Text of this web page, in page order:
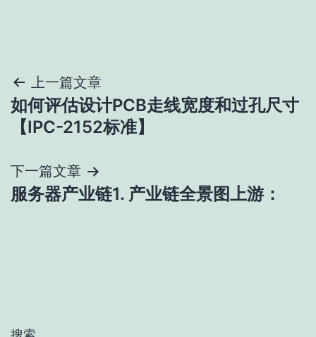
文
章
航
上一篇文章
如何评估设计PCB走线宽度和过孔尺寸
【IPC-2152标准】
下一篇文章
服务器产业链1. 产业链全景图上游：